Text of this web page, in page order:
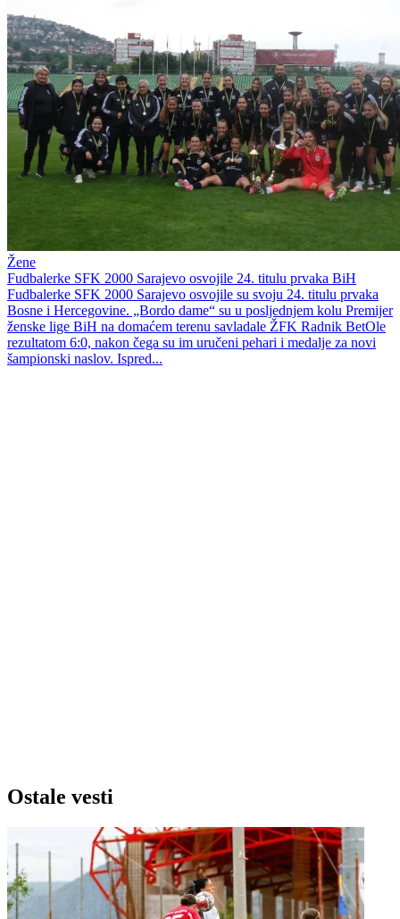
Žene
Fudbalerke SFK 2000 Sarajevo osvojile 24. titulu prvaka BiH
Fudbalerke SFK 2000 Sarajevo osvojile su svoju 24. titulu prvaka
Bosne i Hercegovine. „Bordo dame“ su u posljednjem kolu Premijer
ženske lige BiH na domaćem terenu savladale ŽFK Radnik BetOle
rezultatom 6:0, nakon čega su im uručeni pehari i medalje za novi
šampionski naslov. Ispred...
Ostale vesti